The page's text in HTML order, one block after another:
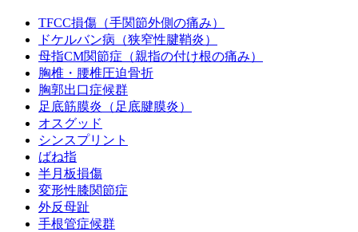
TFCC損傷（手関節外側の痛み）
ドケルバン病（狭窄性腱鞘炎）
母指CM関節症（親指の付け根の痛み）
胸椎・腰椎圧迫骨折
胸郭出口症候群
足底筋膜炎（足底腱膜炎）
オスグッド
シンスプリント
ばね指
半月板損傷
変形性膝関節症
外反母趾
手根管症候群